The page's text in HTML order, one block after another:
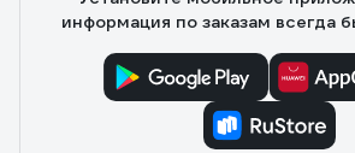
конструкция, а главное
информация по заказам всегда